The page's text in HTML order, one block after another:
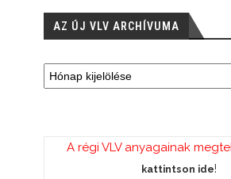
AZ ÚJ VLV ARCHÍVUMA
A régi VLV anyagainak
kattintson ide!